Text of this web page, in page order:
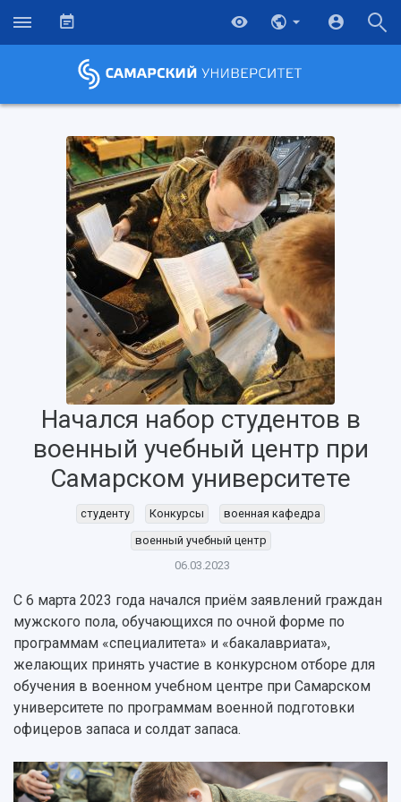
Об университете
Ключевые факты
Рейтинги
Руководство
Наблюдательный совет
Попечительский совет
Ученый совет
Новости
Главные новости
Бортжурнал
Объявления
События
СМИ об университете
Пресс-центр
Газета "Полет"
Образование
Почему я выбираю Самарский университет?
Абитуриенту
Бакалавриат и специалитет
Магистратура
Аспирантура
Формы обучения
Учебные планы
Дополнительное образование
Научно-исследовательская деятельность
Основные научные направления
Научные школы и ведущие научные коллективы
Диссертационные советы
Подготовка научных кадров
Конкурс на замещение должностей научных
работников
Научно-технический совет
Научные проекты и темы
Начался набор студентов в
военный учебный центр при
Самарском университете
студенту Конкурсы
военная кафедра
военный учебный центр
06.03.2023
С 6 марта 2023 года начался приём заявлений граждан
мужского пола, обучающихся по очной форме по
программам «специалитета» и «бакалавриата»,
желающих принять участие в конкурсном отборе для
обучения в военном учебном центре при Самарском
университете по программам военной подготовки
офицеров запаса и солдат запаса.